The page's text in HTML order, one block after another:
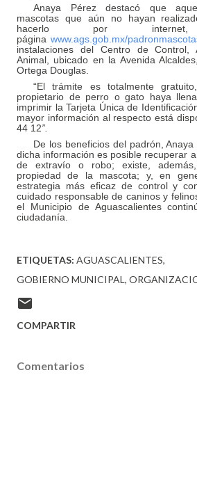
Anaya Pérez destacó que
mascotas que aún no hayan
hacerlo por
página www.ags.gob.mx/
instalaciones del Centro de Control,
Animal, ubicado en la Avenida
Ortega Douglas.
“El trámite es totalmente
propietario de perro o gato haya
imprimir la Tarjeta Única de
mayor información al respecto está
44 12”.
De los beneficios del padrón,
dicha información es posible recuperar
de extravío o robo; existe,
propiedad de la mascota; y, en
estrategia más eficaz de control y
cuidado responsable de caninos y
el Municipio de Aguascalientes
ciudadanía.
ETIQUETAS: AGUASCALIENTES
GOBIERNO MUNICIPAL
COMPARTIR
Comentarios